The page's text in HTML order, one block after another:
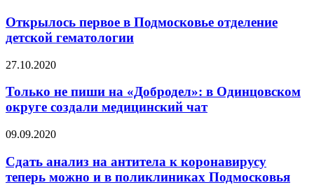
Открылось первое в Подмосковье отделение
детской гематологии
27.10.2020
Только не пиши на «Добродел»: в Одинцовском
округе создали медицинский чат
09.09.2020
Сдать анализ на антитела к коронавирусу
теперь можно и в поликлиниках Подмосковья